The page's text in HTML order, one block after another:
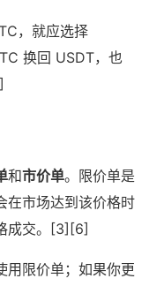
，就应选择
换回 USDT，也
和市价单。限价单是
在市场达到该价格时
成交。[3][6]
用限价单；如果你更